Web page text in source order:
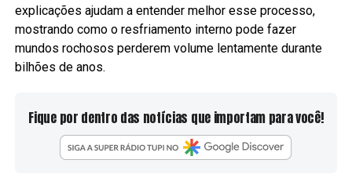
explicações ajudam a entender melhor esse processo,
mostrando como o resfriamento interno pode fazer
mundos rochosos perderem volume lentamente durante
bilhões de anos.
Fique por dentro das notícias que importam para você!